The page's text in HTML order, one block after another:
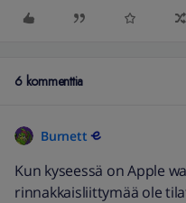
6 kommenttia
Burnett
Kun kyseessä on Apple
rinnakkaisliittymää ole